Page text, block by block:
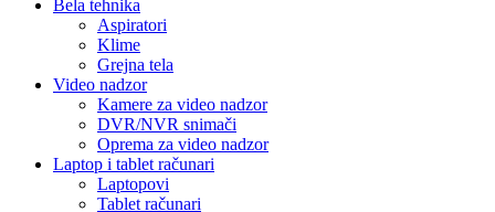
Bela tehnika
Aspiratori
Klime
Grejna tela
Video nadzor
Kamere za video nadzor
DVR/NVR snimači
Oprema za video nadzor
Laptop i tablet računari
Laptopovi
Tablet računari